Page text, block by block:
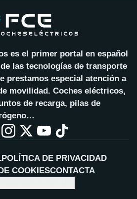
es el primer portal en español
las tecnologías de transporte
prestamos especial atención a
movilidad. Coches eléctricos,
de recarga, pilas de
POLÍTICA DE PRIVACIDAD
COOKIESCONTACTA